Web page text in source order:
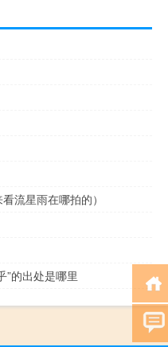
流星雨在哪拍的）
”的出处是哪里